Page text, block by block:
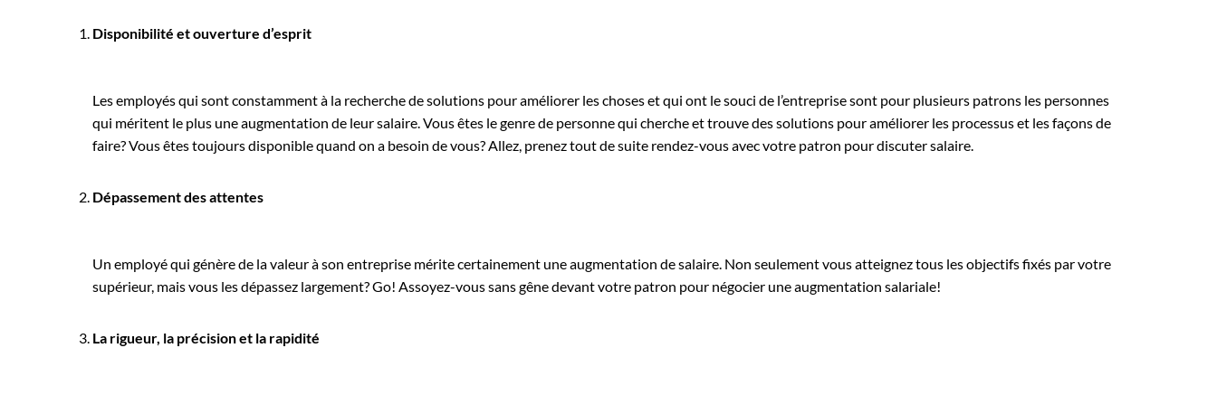
Disponibilité et ouverture d’esprit
Les employés qui sont constamment à la recherche de solutions pour améliorer les choses et qui ont le souci de l’entreprise sont pour plusieurs patrons les personnes
qui méritent le plus une augmentation de leur salaire. Vous êtes le genre de personne qui cherche et trouve des solutions pour améliorer les processus et les façons de
faire? Vous êtes toujours disponible quand on a besoin de vous? Allez, prenez tout de suite rendez-vous avec votre patron pour discuter salaire.
Dépassement des attentes
Un employé qui génère de la valeur à son entreprise mérite certainement une augmentation de salaire. Non seulement vous atteignez tous les objectifs fixés par votre
supérieur, mais vous les dépassez largement? Go! Assoyez-vous sans gêne devant votre patron pour négocier une augmentation salariale!
La rigueur, la précision et la rapidité